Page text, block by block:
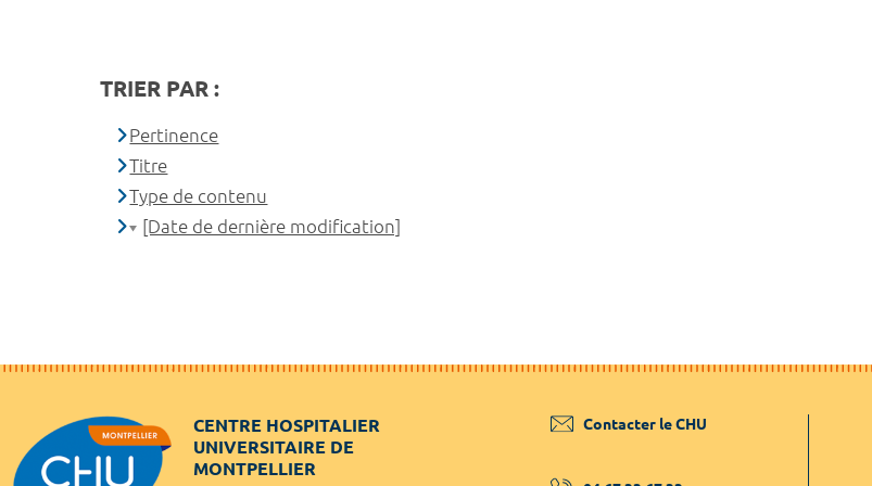
TRIER PAR :
Pertinence
Titre
Type de contenu
[Date de dernière modification]
CENTRE HOSPITALIER
UNIVERSITAIRE DE
MONTPELLIER
Contacter le CHU